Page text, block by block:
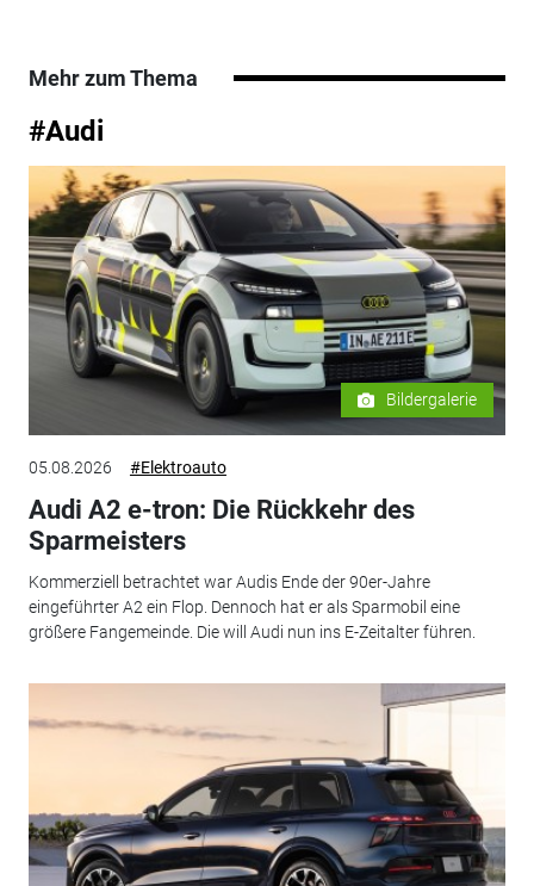
Mehr zum Thema
#Audi
Bildergalerie
05.08.2026 #Elektroauto
Audi A2 e-tron: Die Rückkehr des
Sparmeisters
Kommerziell betrachtet war Audis Ende der 90er-Jahre
eingeführter A2 ein Flop. Dennoch hat er als Sparmobil eine
größere Fangemeinde. Die will Audi nun ins E-Zeitalter führen.